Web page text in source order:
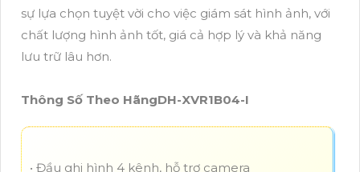
sự lựa chọn tuyệt vời cho việc giám sát hình ảnh, với
chất lượng hình ảnh tốt, giá cả hợp lý và khả năng
lưu trữ lâu hơn.
Thông Số Theo HãngDH-XVR1B04-I
• Đầu ghi hình 4 kênh, hỗ trợ camera